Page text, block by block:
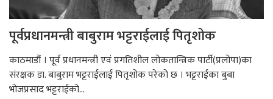
पूर्वप्रधानमन्त्री बाबुराम भट्टराईलाई पितृशोक
काठमाडौं । पूर्व प्रधानमन्त्री एवं प्रगतिशील लोकतान्त्रिक पार्टी(प्रलोपा)का
संरक्षक डा. बाबुराम भट्टराईलाई पितृशोक परेको छ । भट्टराईका बुबा
भोजप्रसाद भट्टराईको...